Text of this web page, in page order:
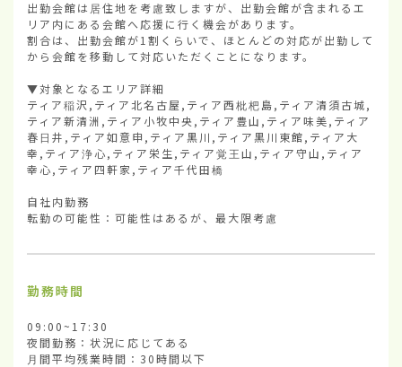
出勤会館は居住地を考慮致しますが、出勤会館が含まれるエ
リア内にある会館へ応援に行く機会があります。
割合は、出勤会館が1割くらいで、ほとんどの対応が出勤して
から会館を移動して対応いただくことになります。
▼対象となるエリア詳細
ティア稲沢,ティア北名古屋,ティア西枇杷島,ティア清須古城,
ティア新清洲,ティア小牧中央,ティア豊山,ティア味美,ティア
春日井,ティア如意申,ティア黒川,ティア黒川東館,ティア大
幸,ティア浄心,ティア栄生,ティア覚王山,ティア守山,ティア
幸心,ティア四軒家,ティア千代田橋
自社内勤務
転勤の可能性：可能性はあるが、最大限考慮
勤務時間
09:00~17:30
夜間勤務：状況に応じてある
月間平均残業時間：30時間以下